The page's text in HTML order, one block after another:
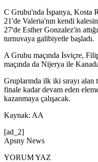
C Grubu'nda İspanya, Kosta
21'de Valeria'nın kendi
27'de Esther Gonzalez'in
turnuvaya galibiyetle başladı.
A Grubu maçında İsviçre,
maçında da Nijerya ile
Gruplarında ilk iki sırayı
finale kadar devam eden
kazanmaya çalışacak.
Kaynak: AA
[ad_2]
Apsny News
YORUM YAZ